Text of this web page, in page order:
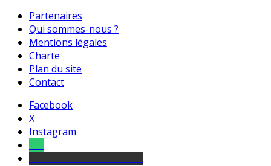
Partenaires
Qui sommes-nous ?
Mentions légales
Charte
Plan du site
Contact
Facebook
X
Instagram